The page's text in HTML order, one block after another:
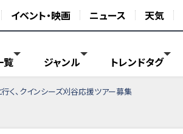
イベント・映画 ニュース 天気
覧 ジャンル トレンドタグ
く、クインシーズ刈谷応援ツアー募集